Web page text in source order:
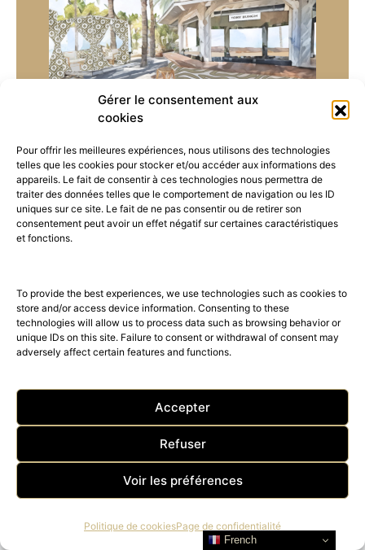
Gérer le consentement aux
cookies
Pour offrir les meilleures expériences, nous utilisons des technologies
telles que les cookies pour stocker et/ou accéder aux informations des
appareils. Le fait de consentir à ces technologies nous permettra de
traiter des données telles que le comportement de navigation ou les ID
uniques sur ce site. Le fait de ne pas consentir ou de retirer son
consentement peut avoir un effet négatif sur certaines caractéristiques
et fonctions.
To provide the best experiences, we use technologies such as cookies to
store and/or access device information. Consenting to these
technologies will allow us to process data such as browsing behavior or
unique IDs on this site. Failure to consent or withdrawal of consent may
adversely affect certain features and functions.
Accepter
Refuser
Voir les préférences
Politique de cookiesPage de confidentialité
TORY BURCH et NIKKI
BEACH Saint Tropez
s’associent pour une
activation estivale exclusive
YOU MAY ALSO LIKE
French